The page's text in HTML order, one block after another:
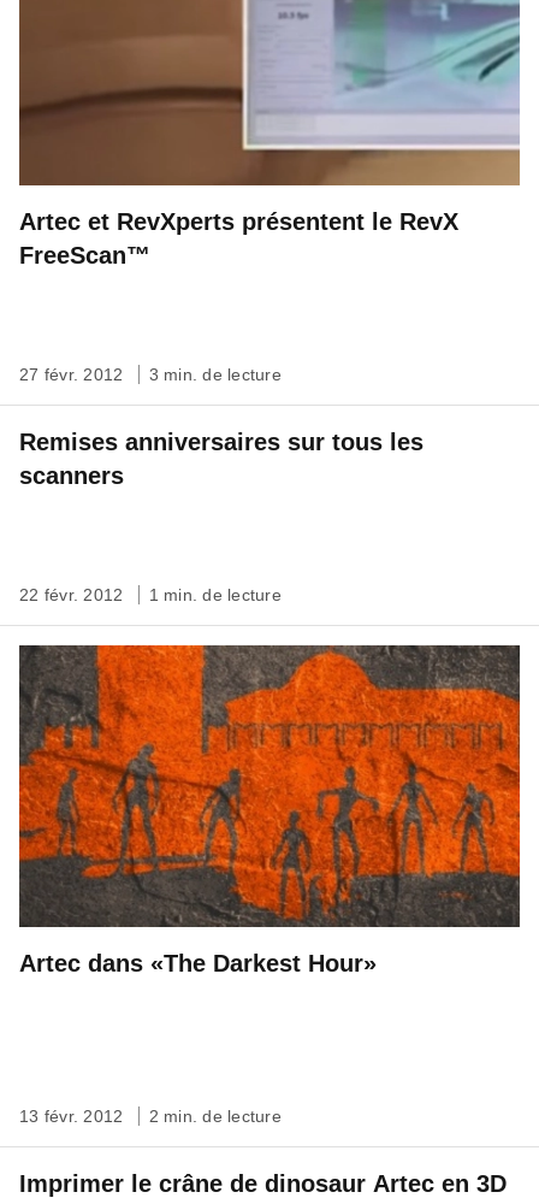
Artec et RevXperts présentent le RevX
FreeScan™
27 févr. 2012 3 min. de lecture
Remises anniversaires sur tous les
scanners
22 févr. 2012 1 min. de lecture
Artec dans «The Darkest Hour»
13 févr. 2012 2 min. de lecture
Imprimer le crâne de dinosaur Artec en 3D